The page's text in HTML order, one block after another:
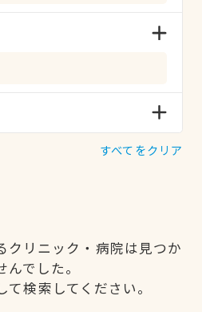
すべてをクリア
クリニック・病院は見つか
んでした。
検索してください。